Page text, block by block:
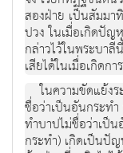
สองฝ่าย เป็นสัมมา
ปวง ในเมื่อเกิดปัญ
กล่าวไว้ในพระบา
เสียได้ในเมื่อเกิดก
ในความขัดแย้ง
ชื่อว่าเป็นอันกระท
ทำบาปไม่ชื่อว่าเป็
กระทำ) เกิดเป็นปั